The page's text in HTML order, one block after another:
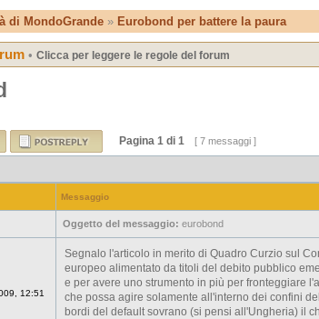
di MondoGrande » Eurobond per battere la paura
• Clicca per leggere le regole del forum
Pagina 1 di 1 [ 7 messaggi ]
Messaggio
Oggetto del messaggio: eurobond
12:51
Segnalo l'articolo in merito di Quadro Curzio sul
europeo alimentato da titoli del debito pubblico
e per avere uno strumento in più per fronteggiare
che possa agire solamente all'interno dei confini
bordi del default sovrano (si pensi all'Ungheria) il